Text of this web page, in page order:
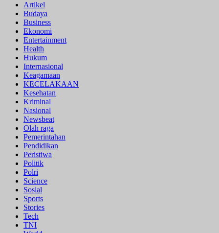
Artikel
Budaya
Business
Ekonomi
Entertainment
Health
Hukum
Internasional
Keagamaan
KECELAKAAN
Kesehatan
Kriminal
Nasional
Newsbeat
Olah raga
Pemerintahan
Pendidikan
Peristiwa
Politik
Polri
Science
Sosial
Sports
Stories
Tech
TNI